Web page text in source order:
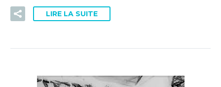
LIRE LA SUITE